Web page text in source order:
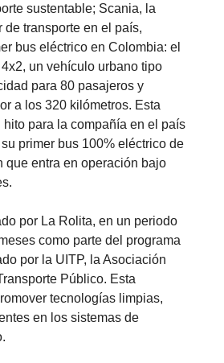
sustentable; Scania, la
de transporte en el país,
bus eléctrico en Colombia: el
un vehículo urbano tipo
para 80 pasajeros y
a los 320 kilómetros. Esta
hito para la compañía en el país
primer bus 100% eléctrico de
que entra en operación bajo
por La Rolita, en un periodo
como parte del programa
por la UITP, la Asociación
Público. Esta
tecnologías limpias,
en los sistemas de